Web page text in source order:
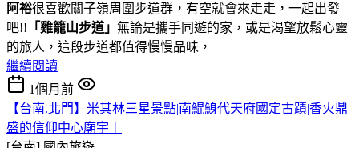
阿裕很喜歡關子嶺周圍步道群，有空就會來走走，一起出發
吧!! 「雞籠山步道」 無論是攜手同遊的家，或是渴望放鬆心靈
的旅人，這段步道都值得慢慢品味，
繼續閱讀
1個月前
【台南.北門】米其林三星景點|南鯤鯓代天府國定古蹟|香火鼎
盛的信仰中心廟宇︱